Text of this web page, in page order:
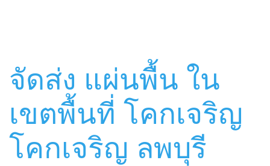
จัดส่ง แผ่นพื้น ใน
เขตพื้นที่ โคกเจริญ
โคกเจริญ ลพบุรี